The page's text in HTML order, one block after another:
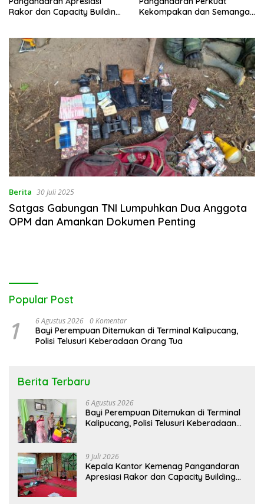
Rakor dan Capacity Building
Antar Lini
Kekompakan dan Semangat
Berita 30 Juli 2025
Satgas Gabungan TNI Lumpuhkan Dua Anggota
OPM dan Amankan Dokumen Penting
Popular Post
1 6 Agustus 2026 0 Komentar
Bayi Perempuan Ditemukan di Terminal Kalipucang,
Polisi Telusuri Keberadaan Orang Tua
Berita Terbaru
6 Agustus 2026
Bayi Perempuan Ditemukan di Terminal
Kalipucang, Polisi Telusuri Keberadaan
9 Juli 2026
Kepala Kantor Kemenag Pangandaran
Apresiasi Rakor dan Capacity Building